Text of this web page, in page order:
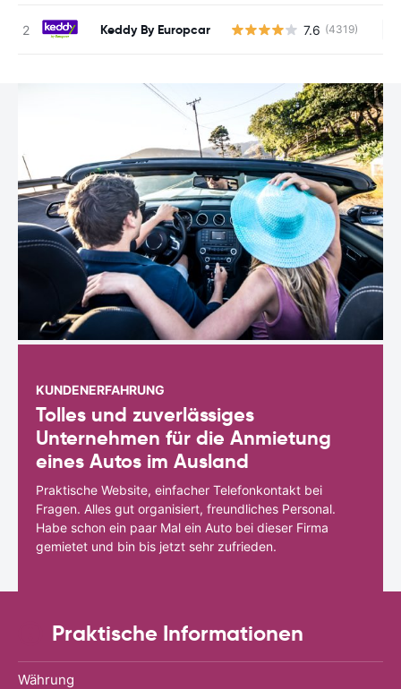
Keddy By Europcar 7.6 (4319)
KUNDENERFAHRUNG
Tolles und zuverlässiges
Unternehmen für die Anmietung
eines Autos im Ausland
Praktische Website, einfacher Telefonkontakt bei
Fragen. Alles gut organisiert, freundliches Personal.
Habe schon ein paar Mal ein Auto bei dieser Firma
gemietet und bin bis jetzt sehr zufrieden.
Praktische Informationen
Währung